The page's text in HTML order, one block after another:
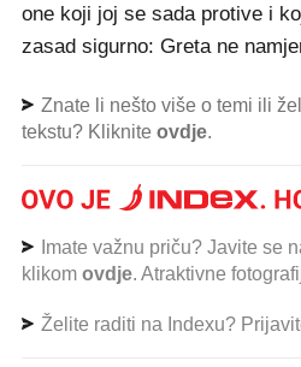
one koji joj se sada protive i
zasad sigurno: Greta ne
Znate li nešto više o temi ili
tekstu? Kliknite ovdje.
Imate važnu priču? Javite se
klikom ovdje. Atraktivne
Želite raditi na Indexu?